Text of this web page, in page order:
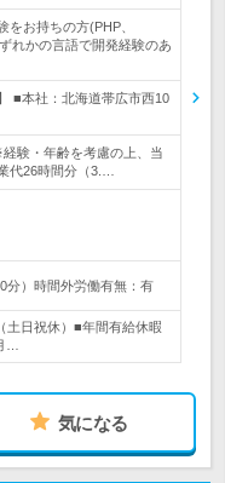
をお持ちの方(PHP、
れかの言語で開発経験のあ
■本社：北海道帯広市西10
験・年齢を考慮の上、当
代26時間分（3.…
分）時間外労働有無：有
土日祝休）■年間有給休暇
…
気になる